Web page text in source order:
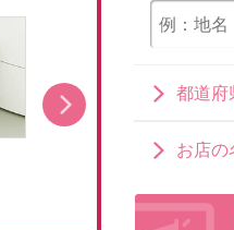
洗濯
都道府
お店の